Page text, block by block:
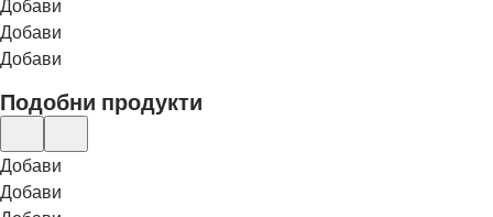
Добави
Добави
Добави
Подобни продукти
Добави
Добави